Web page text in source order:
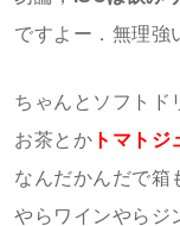
ですよー．無理強
ちゃんとソフトド
お茶とか トマトジ
なんだかんだで箱
やらワインやらジ